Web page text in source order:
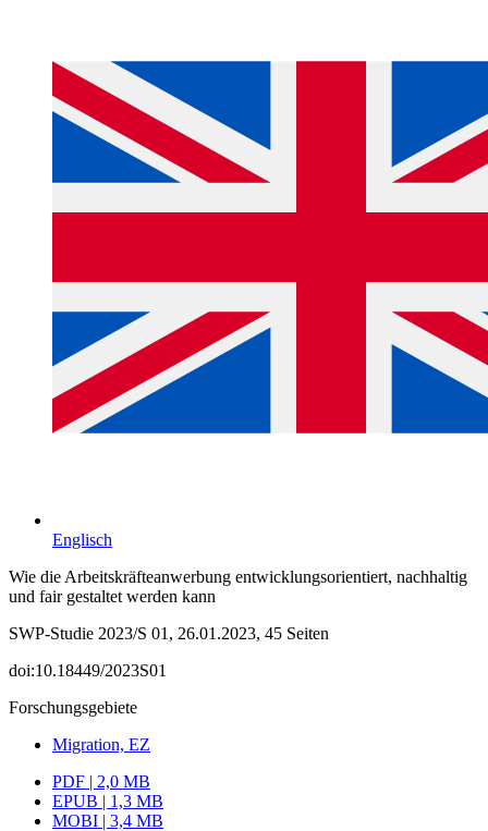
Englisch
Wie die Arbeitskräfteanwerbung entwicklungsorientiert, nachhaltig
und fair gestaltet werden kann
SWP-Studie 2023/S 01, 26.01.2023, 45 Seiten
doi:10.18449/2023S01
Forschungsgebiete
Migration, EZ
PDF | 2,0 MB
EPUB | 1,3 MB
MOBI | 3,4 MB